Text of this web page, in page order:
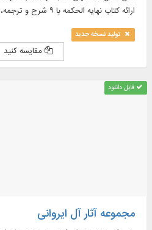
(رحمه الله) و ...
تولید نسخه جدید
مقایسه کنید
قابل دانلود
مجموعه آثار آل ایروانی